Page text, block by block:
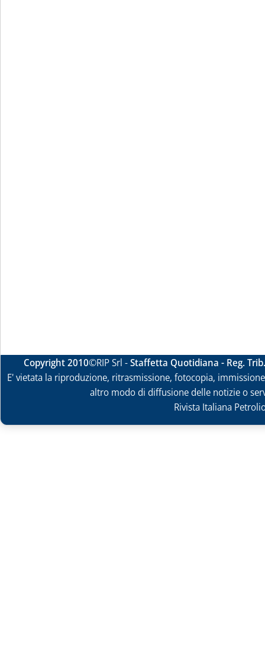
Copyright 2010©RIP Srl -Staffetta Quotidiana - Reg.
E' vietata la riproduzione, ritrasmissione, fotocopia,
altro modo di diffusione delle notizie o
Rivista Italiana